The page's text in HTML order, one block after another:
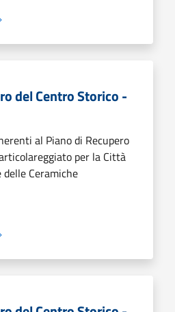
del Centro Storico -
al Piano di Recupero
per la Città
Ceramiche